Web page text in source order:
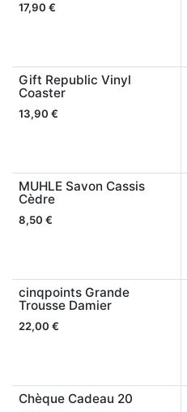
17,90 €
Gift Republic Vinyl
Coaster
13,90 €
MUHLE Savon Cassis
Cèdre
8,50 €
cinqpoints Grande
Trousse Damier
22,00 €
Chèque Cadeau 20